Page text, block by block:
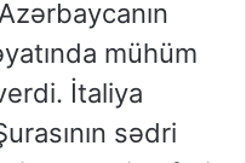
mühüm
İtaliya
sədri